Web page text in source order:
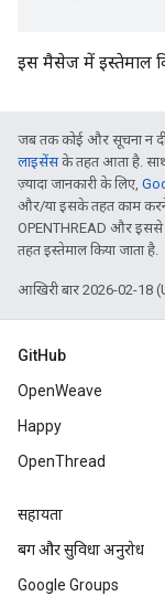
इस मैसेज में इस्तेमाल
जब तक कोई और सूचना न
लाइसेंसके तहत आता है.
ज़्यादा जानकारी के लिए,
और/या इसके तहत काम करने
OPENTHREAD और इससे
तहत इस्तेमाल किया जाता है.
आखिरी बार 2026-02-18
GitHub
OpenWeave
Happy
OpenThread
सहायता
बग और सुविधा अनुरोध
Google Groups